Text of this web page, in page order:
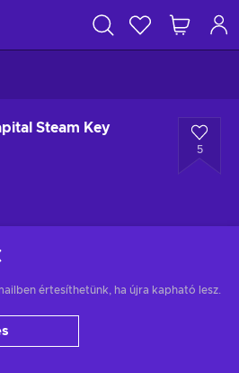
Steam Key
5
értesíthetünk, ha újra kapható lesz.